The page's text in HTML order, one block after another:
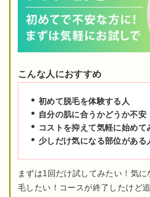
こんな人におすすめ
初めて脱毛を体験する人
自分の肌に合うかどうか不安
コストを抑えて気軽に始めて
少しだけ気になる部位がある
まずは1回だけ試してみたい！気
毛したい！コースが終了したけど